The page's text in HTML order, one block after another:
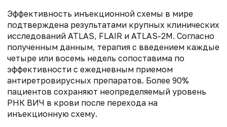
Эффективность инъекционной схемы в мире
подтверждена результатами крупных клинических
исследований ATLAS, FLAIR и ATLAS-2M. Согласно
полученным данным, терапия с введением каждые
четыре или восемь недель сопоставима по
эффективности с ежедневным приемом
антиретровирусных препаратов. Более 90%
пациентов сохраняют неопределяемый уровень
РНК ВИЧ в крови после перехода на
инъекционную схему.